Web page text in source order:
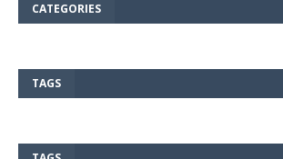
CATEGORIES
TAGS